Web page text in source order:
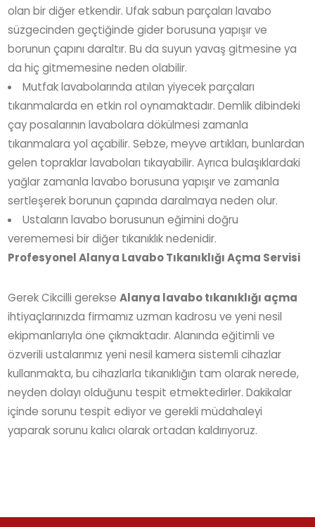
olan bir diğer etkendir. Ufak sabun parçaları lavabo
süzgecinden geçtiğinde gider borusuna yapışır ve
borunun çapını daraltır. Bu da suyun yavaş gitmesine ya
da hiç gitmemesine neden olabilir.
Mutfak lavabolarında atılan yiyecek parçaları
tıkanmalarda en etkin rol oynamaktadır. Demlik dibindeki
çay posalarının lavabolara dökülmesi zamanla
tıkanmalara yol açabilir. Sebze, meyve artıkları, bunlardan
gelen topraklar lavaboları tıkayabilir. Ayrıca bulaşıklardaki
yağlar zamanla lavabo borusuna yapışır ve zamanla
sertleşerek borunun çapında daralmaya neden olur.
Ustaların lavabo borusunun eğimini doğru
verememesi bir diğer tıkanıklık nedenidir.
Profesyonel Alanya Lavabo Tıkanıklığı Açma Servisi
Gerek Cikcilli gerekseAlanya lavabo tıkanıklığı açma
ihtiyaçlarınızda firmamız uzman kadrosu ve yeni nesil
ekipmanlarıyla öne çıkmaktadır. Alanında eğitimli ve
özverili ustalarımız yeni nesil kamera sistemli cihazlar
kullanmakta, bu cihazlarla tıkanıklığın tam olarak nerede,
neyden dolayı olduğunu tespit etmektedirler. Dakikalar
içinde sorunu tespit ediyor ve gerekli müdahaleyi
yaparak sorunu kalıcı olarak ortadan kaldırıyoruz.